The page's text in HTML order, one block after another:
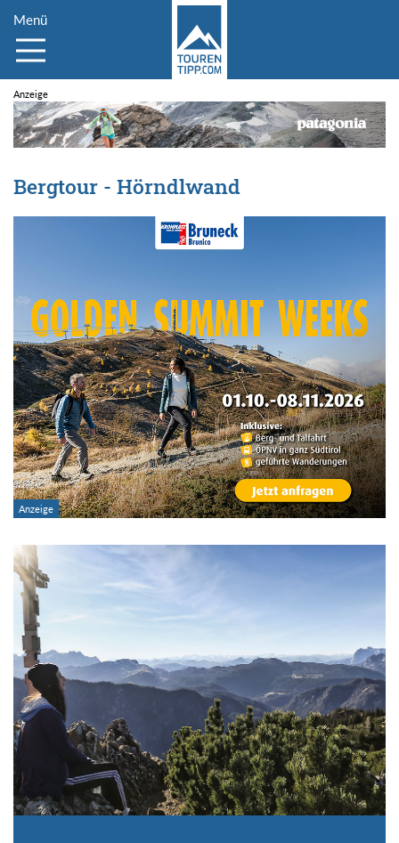
Menü
Bergtour - Hörndlwand